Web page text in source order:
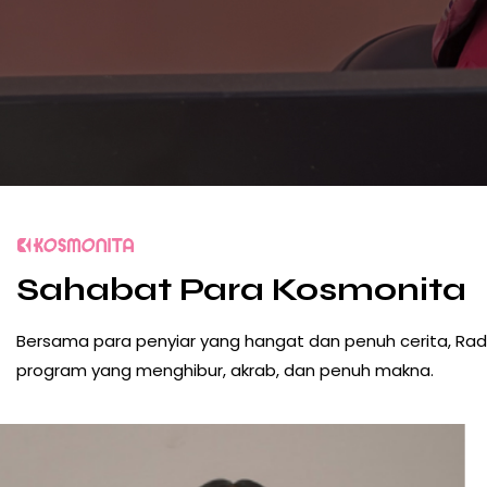
Sahabat Para Kosmonita
Bersama para penyiar yang hangat dan penuh cerita,
program yang menghibur, akrab, dan penuh makna.